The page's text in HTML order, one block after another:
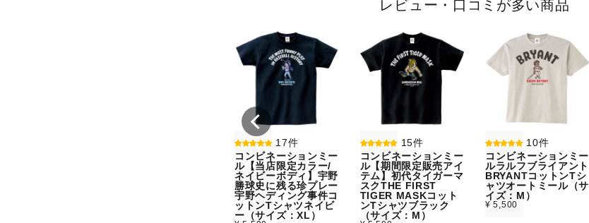
レビュー・口コミが多い商品
17件
コンビネーションミー
ル【当店限定カラー/
ネイビーボディ】宇野
勝球史に残る珍プレー
宇野ヘディング事件コ
ットンTシャツネイビ
ー（サイズ：XL）
15件
コンビネーションミー
ル【期間限定販売アイ
テム】初代タイガーマ
スクTHE FIRST
TIGER MASKコット
ンTシャツブラック
（サイズ：M）
10件
コンビネーションミー
ルラルフブライアント
BRYANTコットンTシ
ャツオートミール（サ
イズ：M）
¥ 5,500